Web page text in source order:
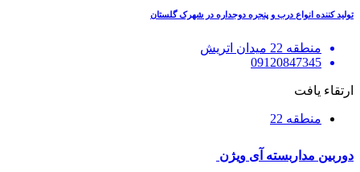
تولید کننده انواع درب و پنجره دوجداره در شهرک گلستان
منطقه 22 میدان اتریش
09120847345
ارتقاء یافت
منطقه 22
دوربین مداربسته آی ویژن